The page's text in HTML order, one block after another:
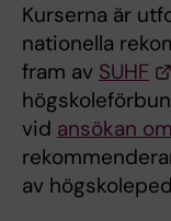
Kurserna är
nationella
fram av SUHF
vid ansökan
av